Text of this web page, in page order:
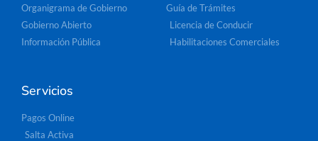
Organigrama de Gobierno
Gobierno Abierto
Información Pública
Guía de Trámites
Licencia de Conducir
Habilitaciones Comerciales
Servicios
Pagos Online
Salta Activa